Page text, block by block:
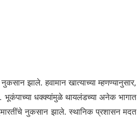
झाले. हवामान खात्याच्या म्हणण्यानुसार,
भूकंपाच्या धक्क्यांमुळे थायलंडच्या अनेक भागात
इमारतींचे नुकसान झाले. स्थानिक प्रशासन मदत